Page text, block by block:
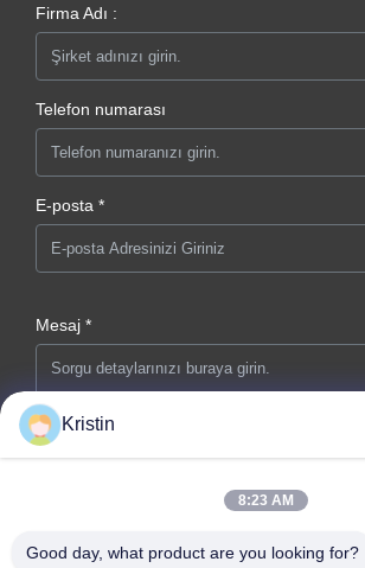
Firma Adı :
Telefon numarası
E-posta *
Mesaj *
Şimdi gönder
Kristin
8:23 AM
Good day, what product are you looking for?